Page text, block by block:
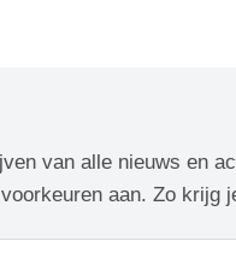
van alle nieuws en
aan. Zo krijg